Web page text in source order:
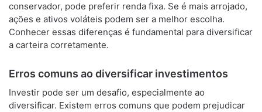
conservador, pode preferir renda fixa. Se é mais arrojado,
ações e ativos voláteis podem ser a melhor escolha.
Conhecer essas diferenças é fundamental para diversificar
a carteira corretamente.
Erros comuns ao diversificar investimentos
Investir pode ser um desafio, especialmente ao
diversificar. Existem erros comuns que podem prejudicar